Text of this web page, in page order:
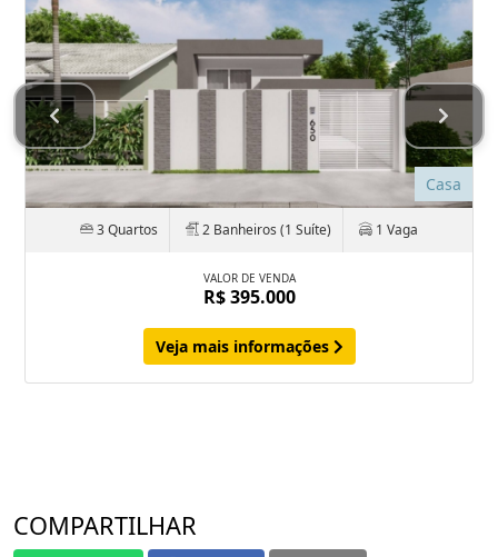
Casa
3 Quartos 2 Banheiros (1 Suíte) 1 Vaga
VALOR DE VENDA
R$ 395.000
Veja mais informações
COMPARTILHAR